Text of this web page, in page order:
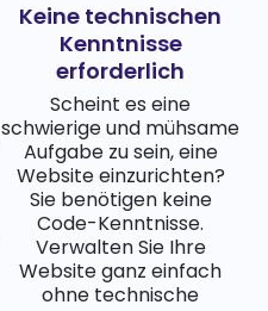
Keine technischen
Kenntnisse
erforderlich
Scheint es eine
schwierige und mühsame
Aufgabe zu sein, eine
Website einzurichten?
Sie benötigen keine
Code-Kenntnisse.
Verwalten Sie Ihre
Website ganz einfach
ohne technische